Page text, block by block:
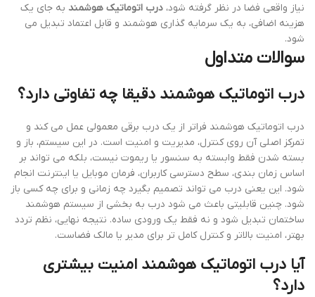
نیاز واقعی فضا در نظر گرفته شود، درب اتوماتیک هوشمند به جای یک
هزینه اضافی، به یک سرمایه گذاری هوشمند و قابل اعتماد تبدیل می
شود.
سوالات متداول
درب اتوماتیک هوشمند دقیقا چه تفاوتی دارد؟
درب اتوماتیک هوشمند فراتر از یک درب برقی معمولی عمل می کند و
تمرکز اصلی آن روی کنترل، مدیریت و امنیت است. در این سیستم، باز و
بسته شدن فقط وابسته به سنسور یا ریموت نیست، بلکه می تواند بر
اساس زمان بندی، سطح دسترسی کاربران، فرمان موبایل یا اینترنت انجام
شود. این یعنی درب می تواند تصمیم بگیرد چه زمانی و برای چه کسی باز
شود. چنین قابلیتی باعث می شود درب به بخشی از سیستم هوشمند
ساختمان تبدیل شود و نه فقط یک ورودی ساده. نتیجه نهایی، نظم تردد
بهتر، امنیت بالاتر و کنترل کامل تر برای مدیر یا مالک فضاست.
آیا درب اتوماتیک هوشمند امنیت بیشتری
دارد؟